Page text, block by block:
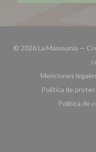
© 2026 La Mamounia —
Menciones
Política de
Política de